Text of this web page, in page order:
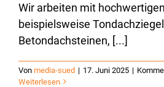
Wir arbeiten mit
beispielsweise
Betondachsteinen, [...]
Von media-sued | 17. Juni 2025 |
Weiterlesen